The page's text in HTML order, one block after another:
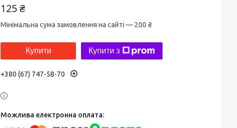
125 ₴
Мінімальна сума замовлення на сайті — 200 ₴
Купити Купити з
+380 (67) 747-58-70